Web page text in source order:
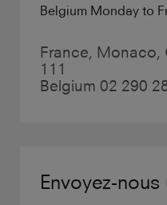
Belgium Monday to
France, Monaco,
111
Belgium 02 290
Envoyez-nous